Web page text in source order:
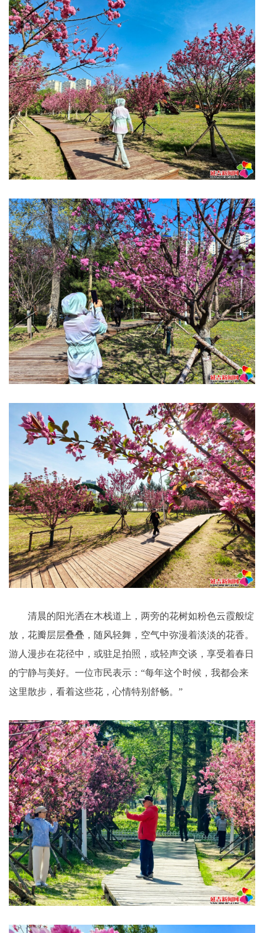
清晨的阳光洒在木栈道上，两旁的花树如粉色云霞般绽
放，花瓣层层叠叠，随风轻舞，空气中弥漫着淡淡的花香。
游人漫步在花径中，或驻足拍照，或轻声交谈，享受着春日
的宁静与美好。一位市民表示：“每年这个时候，我都会来
这里散步，看着这些花，心情特别舒畅。”